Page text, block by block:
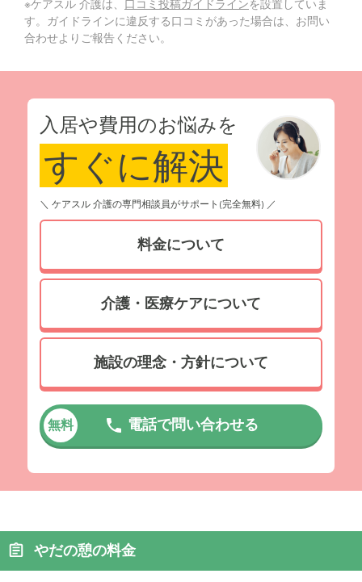
※ケアスル 介護は、 口コミ投稿ガイドラインを設置していま
す。ガイドラインに違反する口コミがあった場合は、お問い
合わせよりご報告ください。
入居や費用のお悩みを
すぐに解決
＼ ケアスル 介護の専門相談員がサポート(完全無料) ／
料金について
介護・医療ケアについて
施設の理念・方針について
無料 電話で問い合わせる
やだの憩の料金